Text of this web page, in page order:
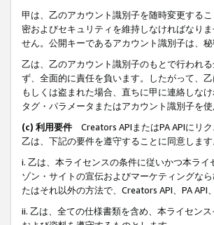
甲は、乙のアカウント識別子を随時変更する
密およびセキュリティを維持しなければなり
せん。公開キーであるアカウント識別子は、秘
乙は、乙のアカウント識別子のもとで行われ
ず、全面的に責任を負います。したがって、
もしくは盗まれた場合、直ちに甲に連絡しな
タグ・パラメータまたはアカウント識別子を使
(c) 利用要件 Creators APIまたはPA APIにリ
乙は、下記の要件を遵守することに同意します
i. 乙は、本ライセンスの条件に従いかつ本ラ
ゾン・サイトの宣伝およびマーケティングな
たはそれ以外の方法で、Creators API、PA
ii. 乙は、全ての仕様書類を含め、本ライセン